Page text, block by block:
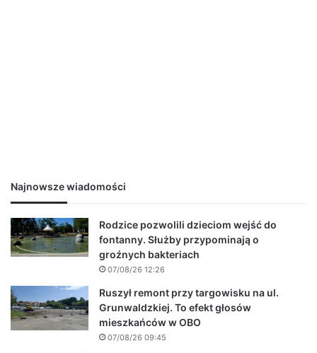
Najnowsze wiadomości
Rodzice pozwolili dzieciom wejść do
fontanny. Służby przypominają o
groźnych bakteriach
07/08/26 12:26
Ruszył remont przy targowisku na ul.
Grunwaldzkiej. To efekt głosów
mieszkańców w OBO
07/08/26 09:45